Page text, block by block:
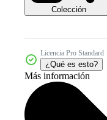
Colección
Licencia Pro Standard
¿Qué es esto?
Más información